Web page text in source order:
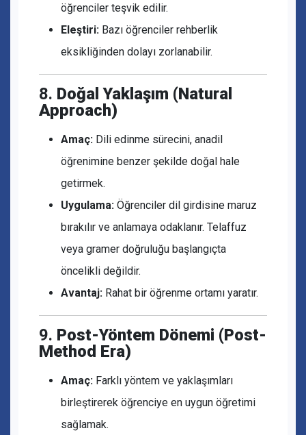
öğrenciler teşvik edilir.
Eleştiri: Bazı öğrenciler rehberlik
eksikliğinden dolayı zorlanabilir.
8. Doğal Yaklaşım (Natural
Approach)
Amaç: Dili edinme sürecini, anadil
öğrenimine benzer şekilde doğal hale
getirmek.
Uygulama: Öğrenciler dil girdisine maruz
bırakılır ve anlamaya odaklanır. Telaffuz
veya gramer doğruluğu başlangıçta
öncelikli değildir.
Avantaj: Rahat bir öğrenme ortamı yaratır.
9. Post-Yöntem Dönemi (Post-
Method Era)
Amaç: Farklı yöntem ve yaklaşımları
birleştirerek öğrenciye en uygun öğretimi
sağlamak.